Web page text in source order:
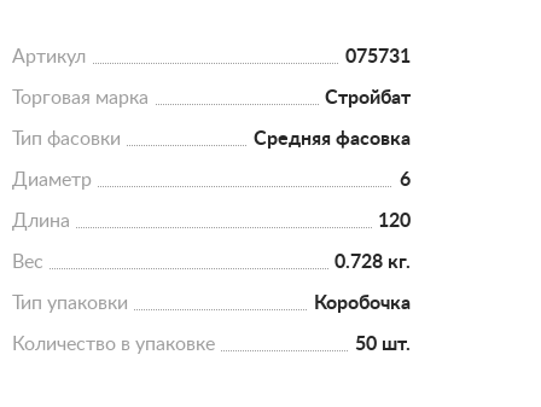
Артикул 075731
Торговая марка Стройбат
Тип фасовки Средняя фасовка
Диаметр 6
Длина 120
Вес 0.728 кг.
Тип упаковки Коробочка
Количество в упаковке 50 шт.